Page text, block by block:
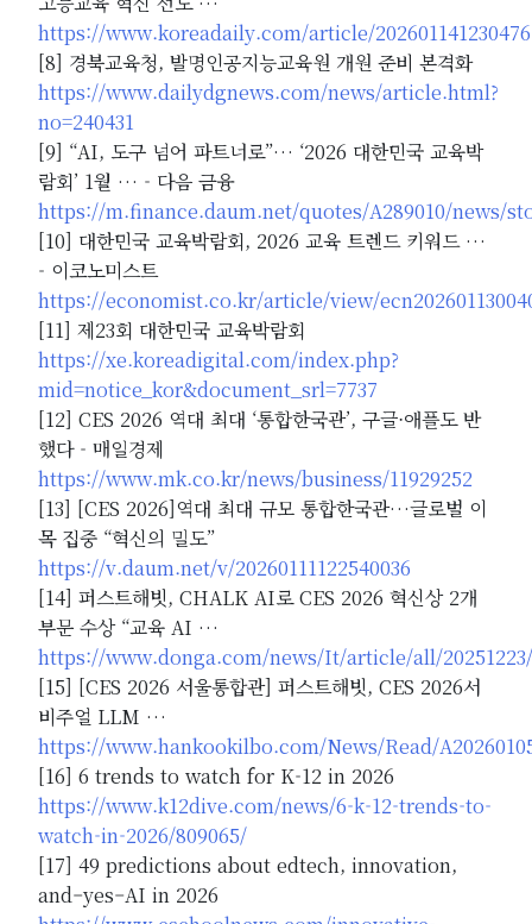
https://www.koreadaily.com/article/
[8] 경북교육청, 발명인공지능교육원 개원 준비 본격화
https://www.dailydgnews.com/news/article.html?
no=240431
[9] “AI, 도구 넘어 파트너로”… ‘2026 대한민국 교육박
람회’ 1월 … - 다음 금융
https://m.finance.daum.net/quotes/A289010/news/
[10] 대한민국 교육박람회, 2026 교육 트렌드 키워드 …
- 이코노미스트
https://economist.co.kr/article/view/
[11] 제23회 대한민국 교육박람회
https://xe.koreadigital.com/index.php?
mid=notice_kor&document_srl=7737
[12] CES 2026 역대 최대 ‘통합한국관’, 구글·애플도 반
했다 - 매일경제
https://www.mk.co.kr/news/business/11929252
[13] [CES 2026]역대 최대 규모 통합한국관…글로벌 이
목 집중 “혁신의 밀도”
https://v.daum.net/v/20260111122540036
[14] 퍼스트해빗, CHALK AI로 CES 2026 혁신상 2개
부문 수상 “교육 AI …
https://www.donga.com/news/It/article/all/20251223/
[15] [CES 2026 서울통합관] 퍼스트해빗, CES 2026서
비주얼 LLM …
https://www.hankookilbo.com/News/Read/
[16] 6 trends to watch for K-12 in 2026
https://www.k12dive.com/news/6-k-12-trends-to-
watch-in-2026/809065/
[17] 49 predictions about edtech, innovation,
and–yes–AI in 2026